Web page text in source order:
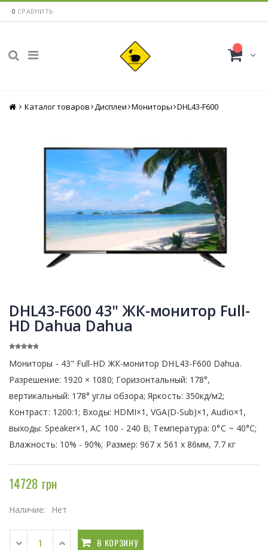
0 СРАВНИТЬ
Главная
Каталог товаров Дисплеи Мониторы DHL43-F600
DHL43-F600 43" ЖК-монитор Full-
HD Dahua Dahua
Мониторы - 43" Full-HD ЖК-монитор DHL43-F600 Dahua.
Разрешение: 1920 × 1080; Горизонтальный: 178°,
вертикальный: 178° углы обзора; Яркость: 350кд/м2;
Контраст: 1200:1; Входы: HDMI×1, VGA(D-Sub)×1, Audio×1,
выходы: Speaker×1, АС 100 - 240 В; Температура: 0°C ~ 40°C;
Влажность: 10% - 90%; Размер: 967 х 561 х 86мм, 7.7 кг
14728 грн
Наличие: Нет
В КОРЗИНУ